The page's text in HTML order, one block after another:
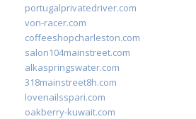
portugalprivatedriver.com
von-racer.com
coffeeshopcharleston.com
salon104mainstreet.com
alkaspringswater.com
318mainstreet8h.com
lovenailsspari.com
oakberry-kuwait.com